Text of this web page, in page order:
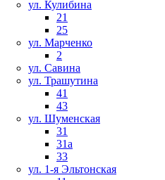
ул. Кулибина
21
25
ул. Марченко
2
ул. Савина
ул. Трашутина
41
43
ул. Шуменская
31
31а
33
ул. 1-я Эльтонская